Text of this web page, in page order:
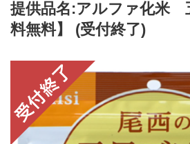
提供品名:アルファ化米
料無料】 (受付終了)